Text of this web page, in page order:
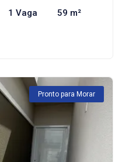
1 Vaga 59 m²
Pronto para Morar